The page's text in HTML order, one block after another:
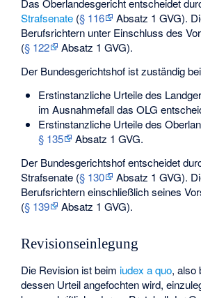
Strafsenate (§ 116
Absatz 1 GVG).
Berufsrichtern unter Einschluss des
(§ 122
Absatz 1 GVG).
Der Bundesgerichtshof ist zuständig
Erstinstanzliche Urteile des
im Ausnahmefall das OLG
Erstinstanzliche Urteile des
§ 135
Absatz 1 GVG.
Der Bundesgerichtshof entscheidet
Strafsenate (§ 130
Absatz 1 GVG).
Berufsrichtern einschließlich seines
(§ 139 Absatz 1 GVG).
Revisionseinlegung
Die Revision ist beim iudex a quo, also
dessen Urteil angefochten wird,